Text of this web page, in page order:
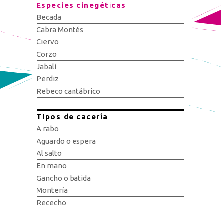
Especies cinegéticas
Becada
Cabra Montés
Ciervo
Corzo
Jabalí
Perdiz
Rebeco cantábrico
Tipos de cacería
A rabo
Aguardo o espera
Al salto
En mano
Gancho o batida
Montería
Rececho